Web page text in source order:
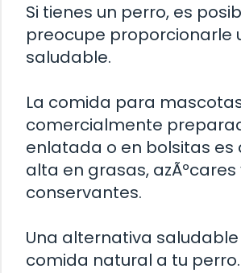
Si tienes un perro, es
preocupe proporcionarle
saludable.
La comida para
comercialmente
enlatada o en bolsitas es
alta en grasas, azÃºcares
conservantes.
Una alternativa
comida natural a tu perro.